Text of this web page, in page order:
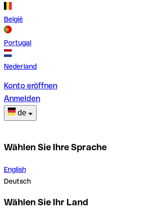
België
Portugal
Nederland
Konto eröffnen
Anmelden
de
Wählen Sie Ihre Sprache
English
Deutsch
Wählen Sie Ihr Land